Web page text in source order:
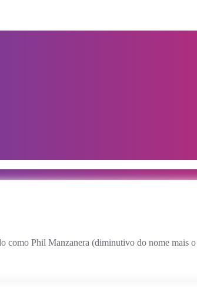
como Phil Manzanera (diminutivo do nome mais o